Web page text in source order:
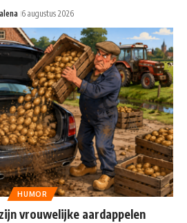
6 augustus 2026
HUMOR
vrouwelijke aardappelen